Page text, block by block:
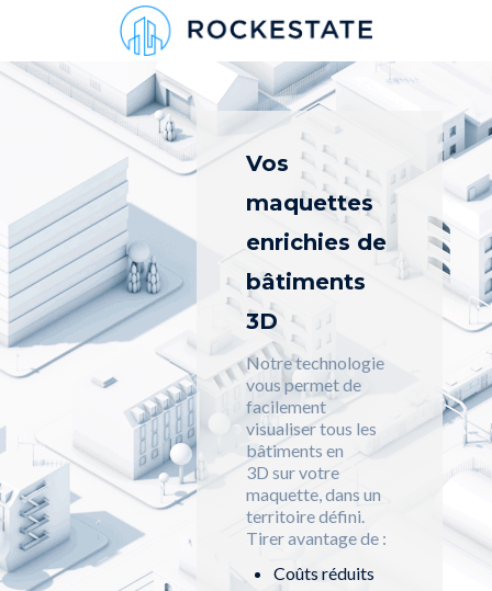
Vos
maquettes
enrichies de
bâtiments
3D
Notre technologie
vous permet de
facilement
visualiser tous les
bâtiments en
3D sur votre
maquette, dans un
territoire défini.
Tirer avantage de :
Coûts réduits